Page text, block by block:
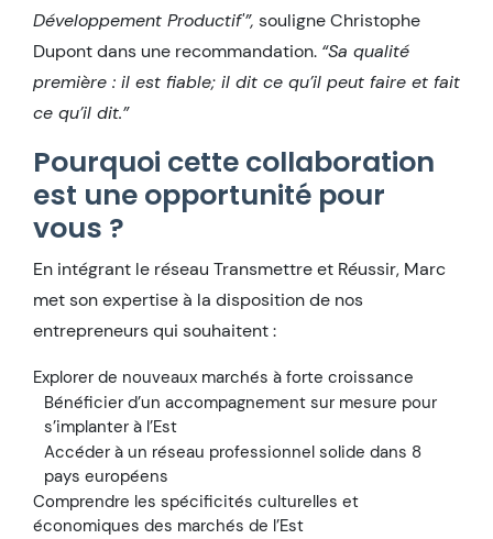
Développement Productif'”, souligne Christophe
Dupont dans une recommandation. “Sa qualité
première : il est fiable; il dit ce qu’il peut faire et fait
ce qu’il dit.”
Pourquoi cette collaboration
est une opportunité pour
vous ?
En intégrant le réseau Transmettre et Réussir, Marc
met son expertise à la disposition de nos
entrepreneurs qui souhaitent :
Explorer de nouveaux marchés à forte croissance
Bénéficier d’un accompagnement sur mesure pour
s’implanter à l’Est
Accéder à un réseau professionnel solide dans 8
pays européens
Comprendre les spécificités culturelles et
économiques des marchés de l’Est